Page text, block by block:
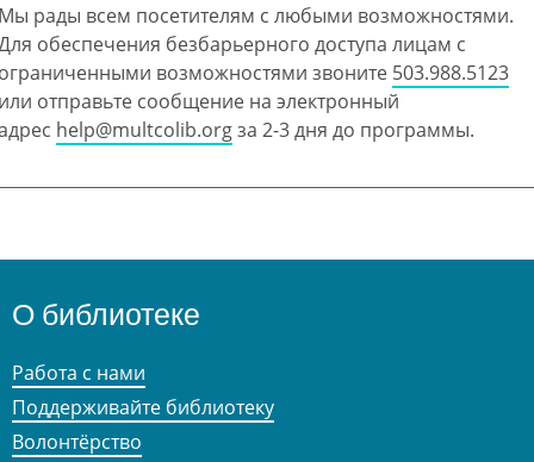
рады всем посетителям с любыми возможностями.
обеспечения безбарьерного доступа лицам с
возможностями звоните 503.988.5123
отправьте сообщение на электронный
help@multcolib.orgза 2-3 дня до программы.
О библиотеке
Работа с нами
Поддерживайте библиотеку
Волонтёрство